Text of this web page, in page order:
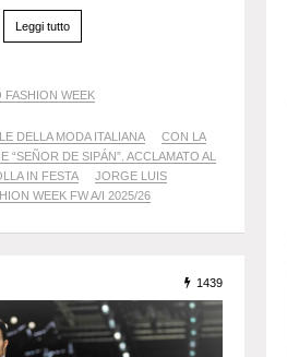
Leggi tutto
FASHION WEEK
DELLA MODA ITALIANA
CON LA
“SEÑOR DE SIPÁN”. ACCLAMATO AL
IN FESTA
JORGE LUIS
WEEK FW A/I 2025/26
1439